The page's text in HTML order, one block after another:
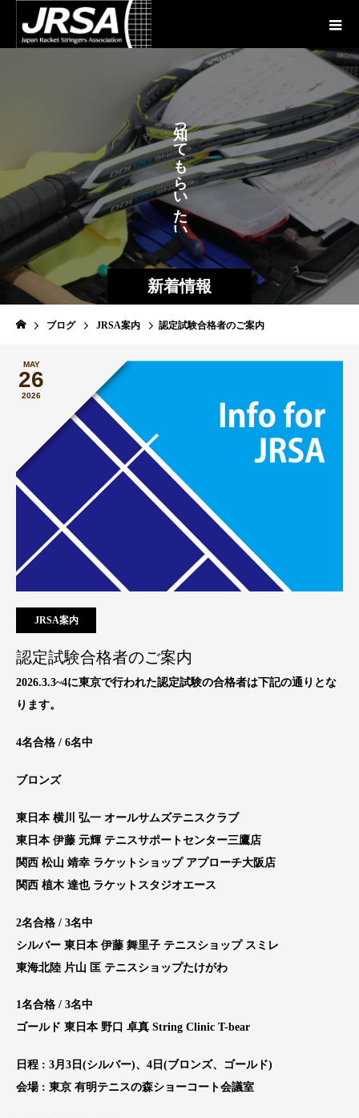
新着情報
っ
て
も
ら
い
た
い
が
あ
ブログ JRSA案内 認定試験合格者のご案内
MAY
26
2026
JRSA案内
認定試験合格者のご案内
2026.3.3~4に東京で行われた認定試験の合格者は下記の通りとな
ります。
4名合格 / 6名中
ブロンズ
東日本 横川 弘一 オールサムズテニスクラブ
東日本 伊藤 元輝 テニスサポートセンター三鷹店
関西 松山 靖幸 ラケットショップ アプローチ大阪店
関西 植木 達也 ラケットスタジオエース
2名合格 / 3名中
シルバー 東日本 伊藤 舞里子 テニスショップ スミレ
東海北陸 片山 匡 テニスショップたけがわ
1名合格 / 3名中
ゴールド 東日本 野口 卓真 String Clinic T-bear
日程 : 3月3日(シルバー)、4日(ブロンズ、ゴールド)
会場 : 東京 有明テニスの森ショーコート会議室